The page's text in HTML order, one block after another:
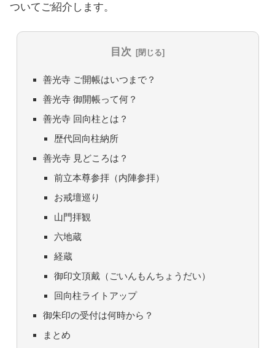
ついてご紹介します。
目次
善光寺 ご開帳はいつまで？
善光寺 御開帳って何？
善光寺 回向柱とは？
歴代回向柱納所
善光寺 見どころは？
前立本尊参拝（内陣参拝）
お戒壇巡り
山門拝観
六地蔵
経蔵
御印文頂戴（ごいんもんちょうだい）
回向柱ライトアップ
御朱印の受付は何時から？
まとめ